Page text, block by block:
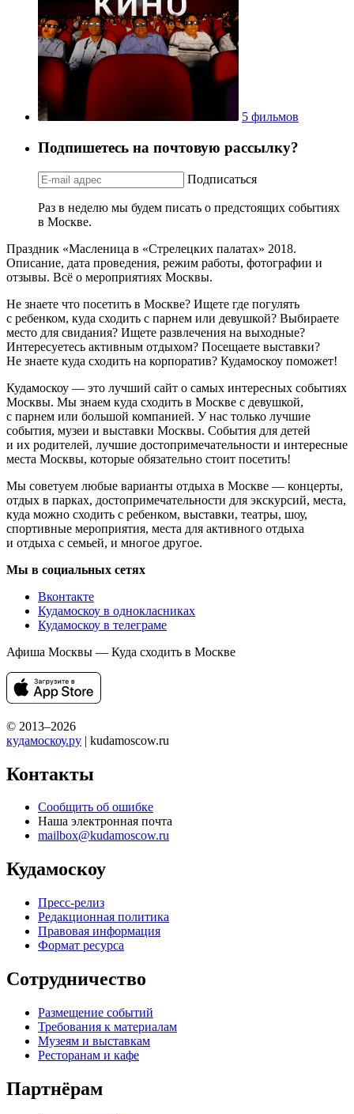
5 фильмов
Подпишетесь на почтовую рассылку?
Подписаться
Раз в неделю мы будем писать о предстоящих событиях
в Москве.
Праздник «Масленица в «Стрелецких палатах» 2018.
Описание, дата проведения, режим работы, фотографии и
отзывы. Всё о мероприятиях Москвы.
Не знаете что посетить в Москве? Ищете где погулять
с ребенком, куда сходить с парнем или девушкой? Выбираете
место для свидания? Ищете развлечения на выходные?
Интересуетесь активным отдыхом? Посещаете выставки?
Не знаете куда сходить на корпоратив? Кудамоскоу поможет!
Кудамоскоу — это лучший сайт о самых интересных событиях
Москвы. Мы знаем куда сходить в Москве с девушкой,
с парнем или большой компанией. У нас только лучшие
события, музеи и выставки Москвы. События для детей
и их родителей, лучшие достопримечательности и интересные
места Москвы, которые обязательно стоит посетить!
Мы советуем любые варианты отдыха в Москве — концерты,
отдых в парках, достопримечательности для экскурсий, места,
куда можно сходить с ребенком, выставки, театры, шоу,
спортивные мероприятия, места для активного отдыха
и отдыха с семьей, и многое другое.
Мы в социальных сетях
Вконтакте
Кудамоскоу в однокласниках
Кудамоскоу в телеграме
Афиша Москвы — Куда сходить в Москве
© 2013–2026
кудамоскоу.ру | kudamoscow.ru
Контакты
Сообщить об ошибке
Наша электронная почта
mailbox@kudamoscow.ru
Кудамоскоу
Пресс-релиз
Редакционная политика
Правовая информация
Формат ресурса
Сотрудничество
Размещение событий
Требования к материалам
Музеям и выставкам
Ресторанам и кафе
Партнёрам